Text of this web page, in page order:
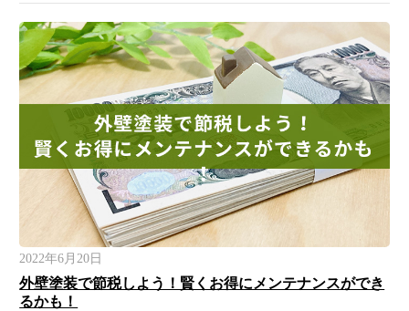
2022年6月20日
外壁塗装で節税しよう！賢くお得にメンテナンスができ
るかも！